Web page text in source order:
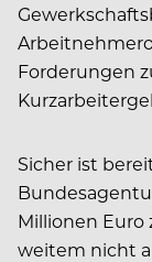
Forderungen
Sicher ist
Millionen Euro
weitem nicht